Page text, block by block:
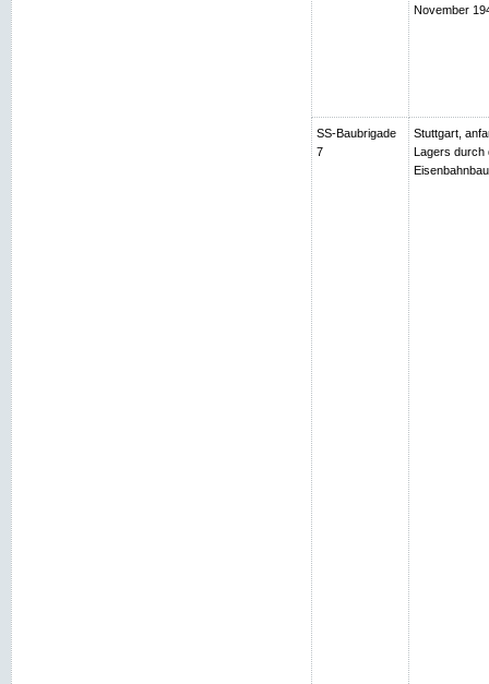
November
SS-Baubrigade
7
Stuttgart,
Lagers durch